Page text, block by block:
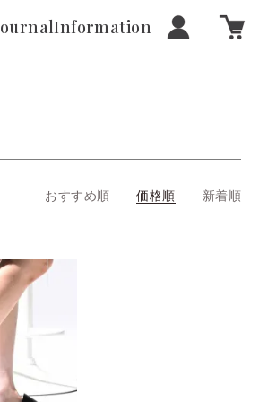
Information
おすすめ順 価格順 新着順